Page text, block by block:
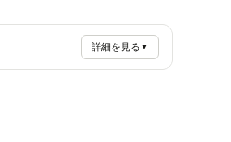
詳細を見る ▼